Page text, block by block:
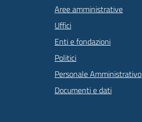
Aree amministrative
Uffici
Enti e fondazioni
Politici
Personale Amministrativo
Documenti e dati